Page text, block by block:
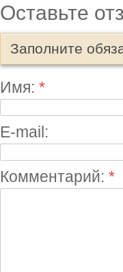
Оставьте
Заполните
Имя: *
E-mail:
Комментарий: *